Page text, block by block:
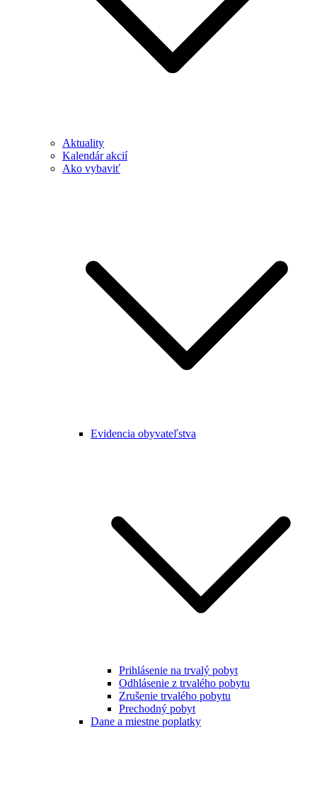
Aktuality
Kalendár akcií
Ako vybaviť
Evidencia obyvateľstva
Prihlásenie na trvalý pobyt
Odhlásenie z trvalého pobytu
Zrušenie trvalého pobytu
Prechodný pobyt
Dane a miestne poplatky